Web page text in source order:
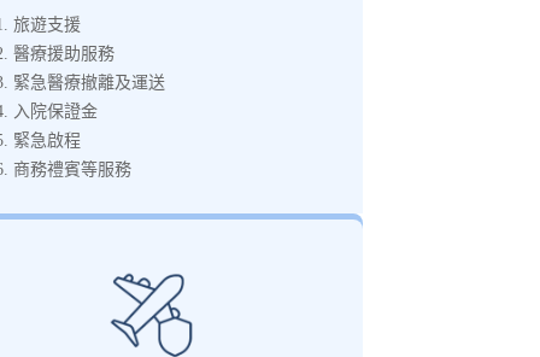
旅遊支援
醫療援助服務
緊急醫療撤離及運送
入院保證金
緊急啟程
商務禮賓等服務